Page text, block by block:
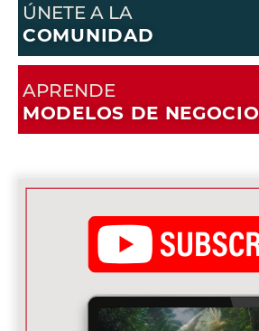
ÚNETE A LA
COMUNIDAD
APRENDE
MODELOS DE NEGOCIO